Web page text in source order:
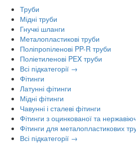
Труби
Мідні труби
Гнучкі шланги
Металопластикові труби
Поліпропіленові PP-R труби
Поліетиленові PEX труби
Всі підкатегорії →
Фітинги
Латунні фітинги
Мідні фітинги
Чавунні і сталеві фітинги
Фітинги з оцинкованої та
Фітинги для металопластикових
Всі підкатегорії →